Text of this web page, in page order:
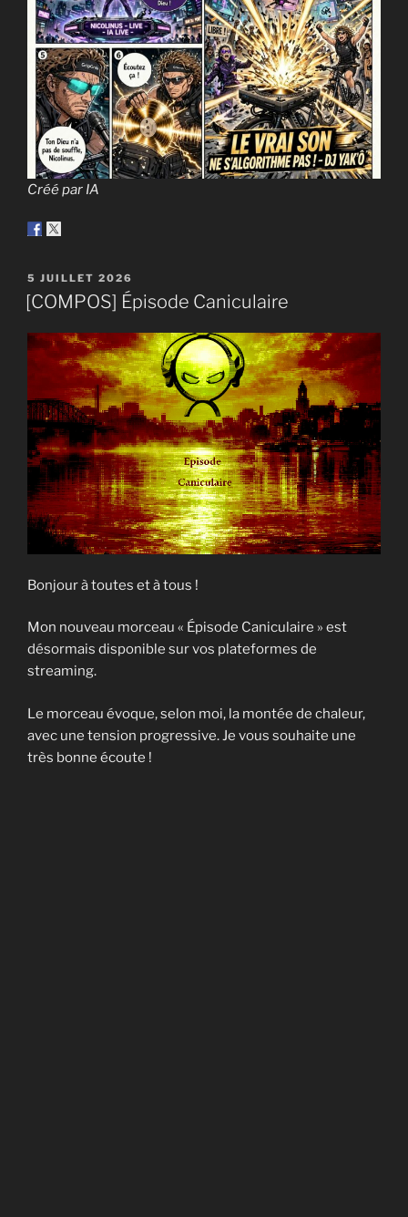
Créé par IA
PUBLIÉ
LE
5 JUILLET 2026
[COMPOS] Épisode Caniculaire
Bonjour à toutes et à tous !
Mon nouveau morceau « Épisode Caniculaire » est
désormais disponible sur vos plateformes de
streaming.
Le morceau évoque, selon moi, la montée de chaleur,
avec une tension progressive. Je vous souhaite une
très bonne écoute !